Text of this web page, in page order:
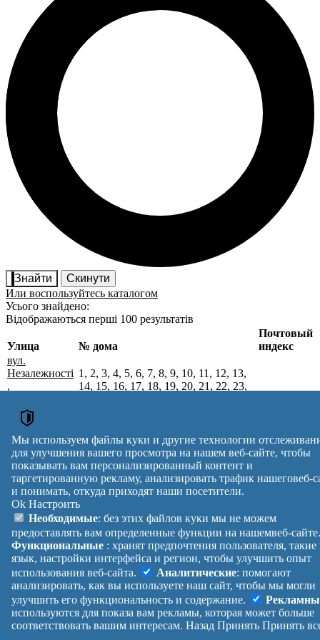
Знайти
Скинути
Или воспользуйтесь каталогом
Усього знайдено:
Відображаються перші 100 результатів
Почтовые индексы Украины. Обновлено : 27-07-2026.
Улица № дома
Почтовый
индекс
вул.
Незалежності
,
Корюківський
р-н,
Чернігівська
обл.
1, 2, 3, 4, 5, 6, 7, 8, 9, 10, 11, 12, 13,
14, 15, 16, 17, 18, 19, 20, 21, 22, 23,
61, 63, 64, 66, 67, 70, 81, 83, 85
Вулиця № будинків
Індекс
reklama
Правила
Помощь
Платные
услуги
Политика
конфиденциальности
Манифест
О проекте
Обратная
связь
Украина
Вход |
Выход
Мы используем файлы куки и другие технологии
для улучшения вашего просмотра на нашем веб-сайте, чтобы
показывать вам персонализированный контент и
таргетированную рекламу, анализировать трафик нашеговеб-
и понимать, откуда приходят наши посетители.
Ok Настроить
Необходимые: без этих файлов куки мы не можем
предоставлять вам определенные функции на нашемвеб-
Функциональные : хранят предпочтения пользователя, такие
язык, настройки интерфейса и регион, чтобы улучшить опыт
использования веб-сайта.
Аналитические: помогают
анализировать, как вы используете наш сайт, чтобы мы могли
улучшить его функциональность и содержание.
используются для показа вам рекламы, которая может больше
соответствовать вашим интересам. Назад Принять Принять